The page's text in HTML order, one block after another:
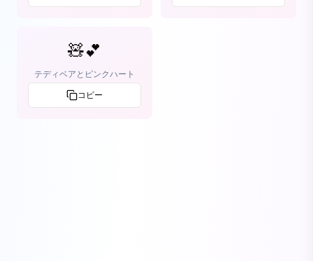
🧸💕
テディベアとピンクハート
コピー